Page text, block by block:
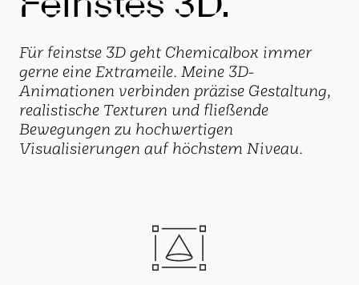
Für feinstse 3D geht Chemicalbox immer
gerne eine Extrameile. Meine 3D-
Animationen verbinden präzise Gestaltung,
realistische Texturen und fließende
Bewegungen zu hochwertigen
Visualisierungen auf höchstem Niveau.